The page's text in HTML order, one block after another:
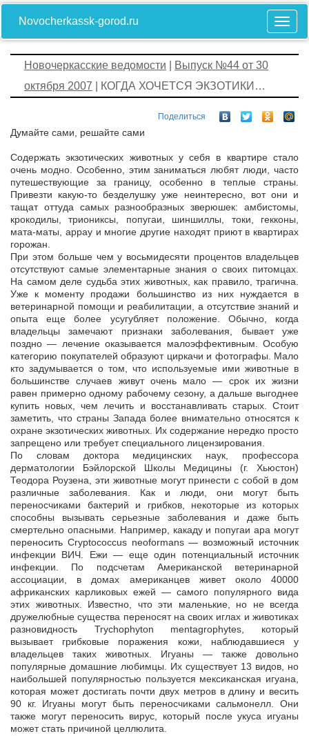
Novocherkassk-gorod.ru
Новочеркасские ведомости
Выпуск №44 от 30
октября 2007 | КОГДА ХОЧЕТСЯ ЭКЗОТИКИ…
Поделиться
Думайте сами, решайте сами
Содержать экзотических животных у себя в квартире стало
очень модно. Особенно, этим заниматься любят люди, часто
путешествующие за границу, особенно в теплые страны.
Привезти какую-то безделушку уже неинтересно, вот они и
тащат оттуда самых разнообразных зверюшек: амбистомы,
крокодилы, триониксы, попугаи, шиншиллы, токи, гекконы,
мата-маты, аррау и многие другие находят приют в квартирах
горожан.
При этом больше чем у восьмидесяти процентов владельцев
отсутствуют самые элементарные знания о своих питомцах.
На самом деле судьба этих животных, как правило, трагична.
Уже к моменту продажи большинство из них нуждается в
ветеринарной помощи и реабилитации, а отсутствие знаний и
опыта еще более усугубляет положение. Обычно, когда
владельцы замечают признаки заболевания, бывает уже
поздно — лечение оказывается малоэффективным. Особую
категорию покупателей образуют циркачи и фотографы. Мало
кто задумывается о том, что используемые ими животные в
большинстве случаев живут очень мало — срок их жизни
равен примерно одному рабочему сезону, а дальше выгоднее
купить новых, чем лечить и восстанавливать старых. Стоит
заметить, что страны Запада более внимательно относятся к
охране экзотических животных. Их содержание нередко просто
запрещено или требует специального лицензирования.
По словам доктора медицинских наук, профессора
дерматологии Бэйлорской Школы Медицины (г. Хьюстон)
Теодора Роузена, эти животные могут принести с собой в дом
различные заболевания. Как и люди, они могут быть
переносчиками бактерий и грибков, некоторые из которых
способны вызывать серьезные заболевания и даже быть
смертельно опасными. Например, какаду и попугаи ара могут
переносить Cryptococcus neoformans — возможный источник
инфекции ВИЧ. Ежи — еще один потенциальный источник
инфекции. По подсчетам Американской ветеринарной
ассоциации, в домах американцев живет около 40000
африканских карликовых ежей — самого популярного вида
этих животных. Известно, что эти маленькие, но не всегда
дружелюбные существа переносят на своих иглах и животиках
разновидность Trychophyton mentagrophytes, который
вызывает грибковые поражения кожи, наблюдавшиеся у
владельцев таких животных. Игуаны — также довольно
популярные домашние любимцы. Их существует 13 видов, но
наибольшей популярностью пользуется мексиканская игуана,
которая может достигать почти двух метров в длину и весить
90 кг. Игуаны могут быть переносчиками сальмонелл. Они
также могут переносить вирус, который после укуса игуаны
может стать причиной целлюлита.